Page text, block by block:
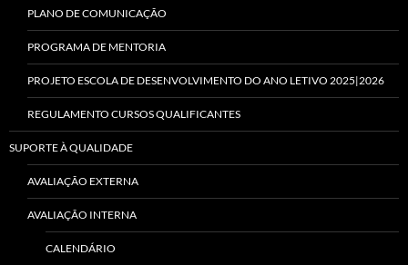
PLANO DE COMUNICAÇÃO
PROGRAMA DE MENTORIA
PROJETO ESCOLA DE DESENVOLVIMENTO DO ANO LETIVO 2025|2026
REGULAMENTO CURSOS QUALIFICANTES
SUPORTE À QUALIDADE
AVALIAÇÃO EXTERNA
AVALIAÇÃO INTERNA
CALENDÁRIO